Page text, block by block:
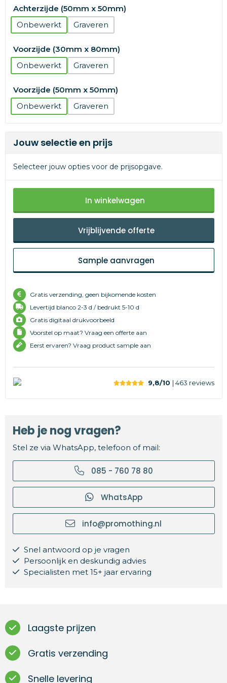
Achterzijde (50mm x 50mm)
Onbewerkt
Graveren
Voorzijde (30mm x 80mm)
Onbewerkt
Graveren
Voorzijde (50mm x 50mm)
Onbewerkt
Graveren
Jouw selectie en prijs
Selecteer jouw opties voor de prijsopgave.
In winkelwagen
Vrijblijvende offerte
Sample aanvragen
Gratis verzending, geen bijkomende kosten
Levertijd blanco 2-3 d / bedrukt 5-10 d
Gratis digitaal drukvoorbeeld
Voorstel op maat? Vraag een offerte aan
Eerst ervaren? Vraag product sample aan
9,8/10 | 463 reviews
Heb je nog vragen?
Stel ze via WhatsApp, telefoon of mail:
085 - 760 78 80
WhatsApp
info@promothing.nl
Snel antwoord op je vragen
Persoonlijk en deskundig advies
Specialisten met 15+ jaar ervaring
Laagste prijzen
Gratis verzending
Snelle levering